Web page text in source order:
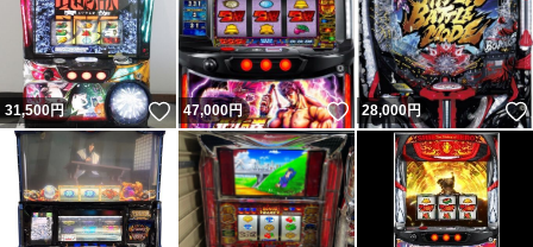
31,500円 いいね！
47,000円 いいね！
28,000円